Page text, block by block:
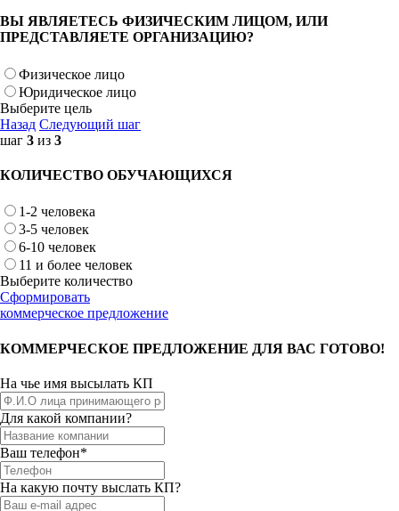
ВЫ ЯВЛЯЕТЕСЬ ФИЗИЧЕСКИМ ЛИЦОМ, ИЛИ
ПРЕДСТАВЛЯЕТЕ ОРГАНИЗАЦИЮ?
Физическое лицо
Юридическое лицо
Выберите цель
Назад Следующий шаг
шаг 3 из 3
КОЛИЧЕСТВО ОБУЧАЮЩИХСЯ
1-2 человека
3-5 человек
6-10 человек
11 и более человек
Выберите количество
Сформировать
коммерческое предложение
КОММЕРЧЕСКОЕ ПРЕДЛОЖЕНИЕ ДЛЯ ВАС ГОТОВО!
На чье имя высылать КП
Для какой компании?
Ваш телефон*
На какую почту выслать КП?